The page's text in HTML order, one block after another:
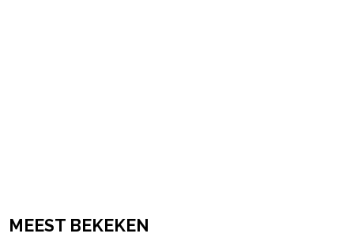
MEEST BEKEKEN